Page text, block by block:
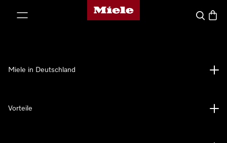
Miele-Homepage
Suche
Miele in Deutschland
Vorteile